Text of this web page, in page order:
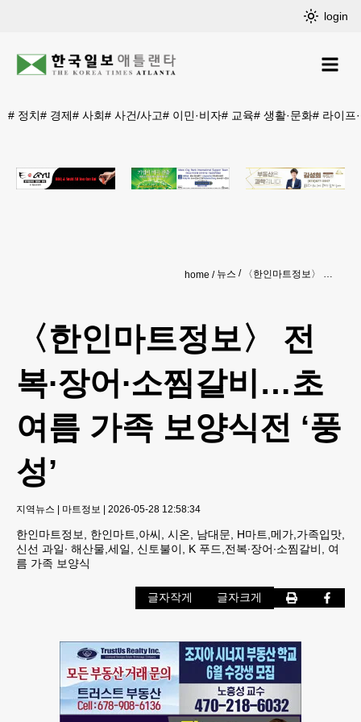
login
# 정치# 경제# 사회# 사건/사고# 이민·비자# 교육# 생활·문화# 라이프
home 뉴스 〈한인마트정보〉 전복∙장어∙소찜갈비…초여름 가족 보양식전 ‘풍성’
〈한인마트정보〉 전
복∙장어∙소찜갈비…초
여름 가족 보양식전 ‘풍
성’
지역뉴스 | 마트정보 | 2026-05-28 12:58:34
한인마트정보, 한인마트,아씨, 시온, 남대문, H마트,메가,가족입맛,
신선 과일∙ 해산물,세일, 신토불이, K 푸드,전복∙장어∙소찜갈비, 여
름 가족 보양식
글자작게 글자크게